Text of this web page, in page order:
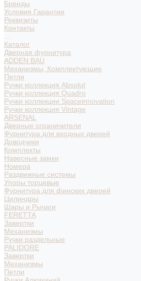
Бренды
Условия Гарантии
Реквизиты
Контакты
Каталог
Дверная фурнитура
ADDEN BAU
Механизмы, Комплектующие
Петли
Ручки коллекция Absolut
Ручки коллекция Quadro
Ручки коллекции Spaceinnovation
Ручки коллекция Vintage
ARSENAL
Дверные ограничители
Фурнитура для входных дверей
Доводчики
Комплекты
Навесные замки
Номера
Раздвижные системы
Упоры торцевые
Фурнитура для финских дверей
Цилиндры
Шары и Рычаги
FERETTA
Завертки
Механизмы
Ручки раздельные
PALIDORE
Завертки
Механизмы
Петли